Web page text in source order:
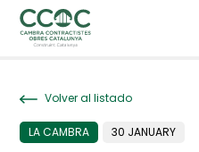
Volver al listado
LA CAMBRA 30 JANUARY